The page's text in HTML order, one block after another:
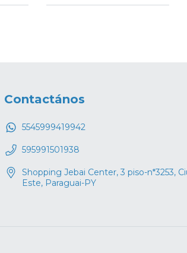
Contactános
5545999419942
595991501938
Shopping Jebai Center, 3 piso-n*3253,
Este, Paraguai-PY